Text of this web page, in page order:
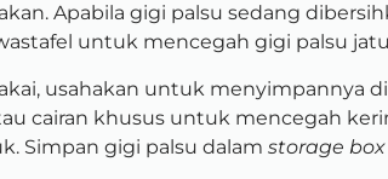
Apabila gigi palsu sedang
untuk mencegah gigi palsu
usahakan untuk menyimpannya
cairan khusus untuk mencegah
Simpan gigi palsu dalam storage box